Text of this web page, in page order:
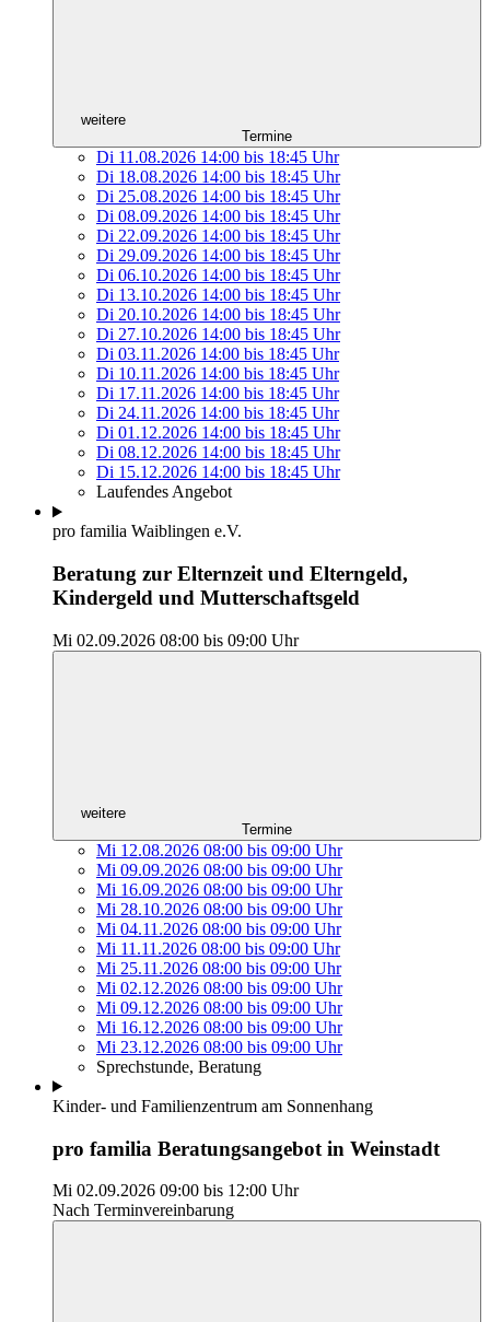
weitere
Termine
Di 11.08.2026 14:00 bis 18:45 Uhr
Di 18.08.2026 14:00 bis 18:45 Uhr
Di 25.08.2026 14:00 bis 18:45 Uhr
Di 08.09.2026 14:00 bis 18:45 Uhr
Di 22.09.2026 14:00 bis 18:45 Uhr
Di 29.09.2026 14:00 bis 18:45 Uhr
Di 06.10.2026 14:00 bis 18:45 Uhr
Di 13.10.2026 14:00 bis 18:45 Uhr
Di 20.10.2026 14:00 bis 18:45 Uhr
Di 27.10.2026 14:00 bis 18:45 Uhr
Di 03.11.2026 14:00 bis 18:45 Uhr
Di 10.11.2026 14:00 bis 18:45 Uhr
Di 17.11.2026 14:00 bis 18:45 Uhr
Di 24.11.2026 14:00 bis 18:45 Uhr
Di 01.12.2026 14:00 bis 18:45 Uhr
Di 08.12.2026 14:00 bis 18:45 Uhr
Di 15.12.2026 14:00 bis 18:45 Uhr
Laufendes Angebot
pro familia Waiblingen e.V.
Beratung zur Elternzeit und Elterngeld,
Kindergeld und Mutterschaftsgeld
Mi 02.09.2026 08:00 bis 09:00 Uhr
weitere
Termine
Mi 12.08.2026 08:00 bis 09:00 Uhr
Mi 09.09.2026 08:00 bis 09:00 Uhr
Mi 16.09.2026 08:00 bis 09:00 Uhr
Mi 28.10.2026 08:00 bis 09:00 Uhr
Mi 04.11.2026 08:00 bis 09:00 Uhr
Mi 11.11.2026 08:00 bis 09:00 Uhr
Mi 25.11.2026 08:00 bis 09:00 Uhr
Mi 02.12.2026 08:00 bis 09:00 Uhr
Mi 09.12.2026 08:00 bis 09:00 Uhr
Mi 16.12.2026 08:00 bis 09:00 Uhr
Mi 23.12.2026 08:00 bis 09:00 Uhr
Sprechstunde, Beratung
Kinder- und Familienzentrum am Sonnenhang
pro familia Beratungsangebot in Weinstadt
Mi 02.09.2026 09:00 bis 12:00 Uhr
Nach Terminvereinbarung